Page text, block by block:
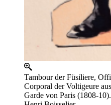
Tambour der Füsiliere,
Corporal der Voltigeure
Garde von Paris (1808-